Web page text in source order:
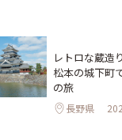
レトロな蔵造
松本の城下町
の旅
長野県